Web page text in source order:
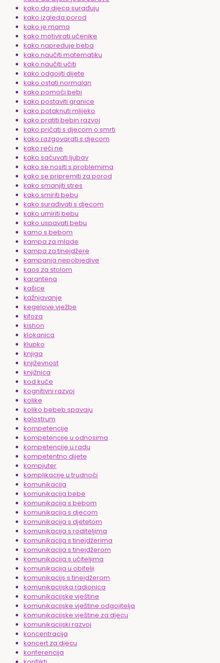
kako da djeca surađuju
kako izgleda porod
kako je mama
kako motivirati učenike
kako napreduje beba
kako naučiti matematiku
kako naučiti učiti
kako odgojiti dijete
kako ostati normalan
kako pomoći bebi
kako postaviti granice
kako potaknuti mlijeko
kako pratiti bebin razvoj
kako pričati s djecom o smrti
kako razgovarati s djecom
kako reći ne
kako sačuvati ljubav
kako se nositi s problemima
kako se pripremiti za porod
kako smanjiti stres
kako smiriti bebu
kako surađivati s djecom
kako umiriti bebu
kako uspavati bebu
kamo s bebom
kampa za mlade
kampa za tinejdžere
kampanja nepobjedive
kaos za stolom
karantena
kašice
kažnjavanje
kegelove vježbe
kifoza
kishon
klokanica
klupko
knjiga
književnost
knjižnica
kod kuće
kognitivni razvoj
kolike
koliko bebeb spavaju
kolostrum
kompetencije
kompetencije u odnosima
kompetencije u radu
kompetentno dijete
kompjuter
komplikacije u trudnoći
komunikacija
komunikacija bebe
komunikacija s bebom
komunikacija s djecom
komunikacija s djetetom
komunikacija s roditeljima
komunikacija s tinejdžerima
komunikacija s tinejdžerom
komunikacija s učiteljima
komunikacija u obitelji
komunikacijs s tinejdžerom
komunikacijska radionica
komunikacijske vještine
komunikacijske vještine odgojitelja
komunikacijske vještine za djecu
komunikacijski razvoj
koncentracija
koncert za djecu
konferencija